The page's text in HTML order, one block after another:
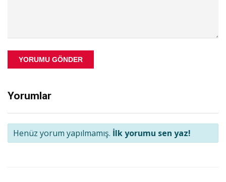
YORUMU GÖNDER
Yorumlar
Henüz yorum yapılmamış. İlk yorumu sen yaz!